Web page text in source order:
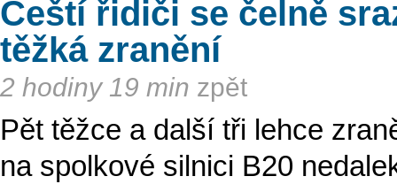
Čeští řidiči se čelně
těžká zranění
2 hodiny 19 min zpět
Pět těžce a další tři lehce
na spolkové silnici B20